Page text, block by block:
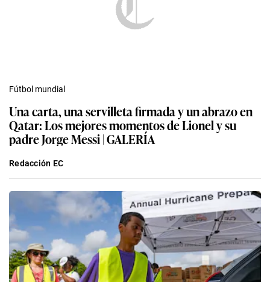
Fútbol mundial
Una carta, una servilleta firmada y un abrazo en
Qatar: Los mejores momentos de Lionel y su
padre Jorge Messi | GALERÍA
Redacción EC